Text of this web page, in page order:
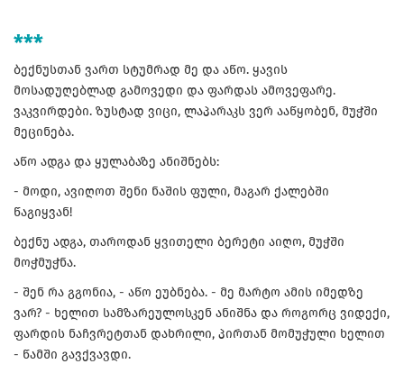
***
ბექნუსთან ვართ სტუმრად მე და აწო. ყავის
მოსადუღებლად გამოვედი და ფარდას ამოვეფარე.
ვაკვირდები. ზუსტად ვიცი, ლაპარაკს ვერ ააწყობენ, მუჭში
მეცინება.
აწო ადგა და ყულაბაზე ანიშნებს:
- მოდი, ავიღოთ შენი ნაშის ფული, მაგარ ქალებში
წაგიყვან!
ბექნუ ადგა, თაროდან ყვითელი ბერეტი აიღო, მუჭში
მოჭმუჭნა.
- შენ რა გგონია, - აწო ეუბნება. - მე მარტო ამის იმედზე
ვარ? - ხელით სამზარეულოსკენ ანიშნა და როგორც ვიდექი,
ფარდის ნაჩვრეტთან დახრილი, პირთან მომუჭული ხელით
- წამში გავქვავდი.